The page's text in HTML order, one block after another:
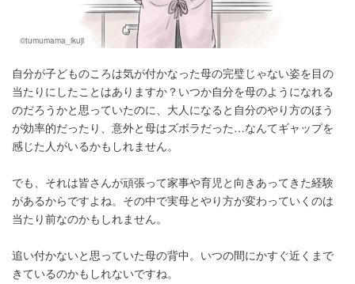
©tumumama_ikuji
自分が子どものころは気が付かなった母の完璧じゃない姿を目の
当たりにしたことはありますか？いつか自分を母のようになれる
のだろうかと思っていたのに、大人になると自分のやり方のほう
が効率的だったり、意外と母はズボラだった…なんてギャップを
感じた人がいるかもしれません。
でも、それは皆さんが頑張って家事や育児と向きあってきた経験
があるからですよね。その中で実母とやり方が変わっていくのは
当たり前なのかもしれません。
追い付かないと思っていた母の背中。いつの間にかすぐ近くまで
きているのかもしれないですね。